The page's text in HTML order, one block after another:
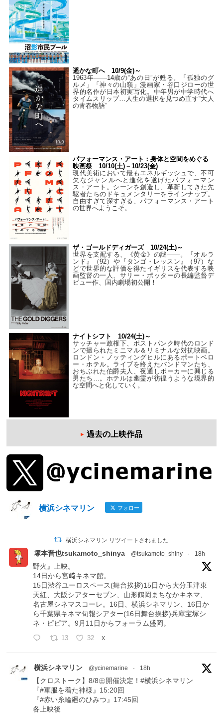
遥かな町へ 10/9(金)～
1963年――14歳の“あの日”が甦る。「孤独のグ
ルメ」「神々の山嶺」漫画家・谷口ジローの世
界的名作が日本初実写化。中年男が中学時代へ
タイムスリップ…人生の選択を見つめ直す“大人
の青春物語”
パフォーマンス・アート：身体と空間をめぐる
映画祭 10/10(土)－10/23(金)
現代美術において最もエネルギッシュで、不可
欠なジャンルへと進化を遂げたパフォーマン
ス・アート。シーンを創造し、革新してきた先
駆者たちのドキュメンタリーをラインナップ。
自由すぎて深すぎる、パフォーマンス・アート
の世界へようこそ。
ザ・ゴールドディガーズ 10/24(土)～
世界を支配する、《黄金》の謎――。『オルラ
ンド』（92）や『タンゴ・レッスン』（97）な
どで世界的な評価を得たイギリスを代表する映
画監督の一人、サリー・ポッターの長編監督デ
ビュー作、国内劇場初公開！
ナイトシフト 10/24(土)～
サッチャー政権下、ポストパンク時代のロンド
ンで撮られたミニマル＆リミナルな対抗映画。
ロンドン・ノッティングヒルにあるポートベロ
ー・ホテル。ライブを終えたバンドマンたち、
おちぶれた伯爵夫人、夜通しポーカーに興じる
男たち…。ホテルは幽霊が彷徨うような境界的
な空間へと化していく。
過去の上映作品
横浜シネマリン フォロー
横浜シネマリン リツイートされました
塚本晋也tsukamoto_shinya @tsukamoto_shiny · 18h
野火』上映。
14日から宮﨑キネマ館。
15日渋谷ユーロスペース(舞台挨拶)15日から大分玉津東
天紅、大阪シアターセブン、山形鶴岡まちなかキネマ、
名古屋シネマスコーレ。16日、横浜シネマリン、16日か
ら千葉県キネマ旬報シアター(16日舞台挨拶)兵庫宝塚シ
ネ・ピピア。9月11日からフォーラム盛岡。
13 32 X
横浜シネマリン @ycinemarine · 18h
【クロストーク】8/8㊏開催決定！#横浜シネマリン
『#軍服を着た神様』15:20回
『#赤い糸輪廻のひみつ』17:45回
各上映後